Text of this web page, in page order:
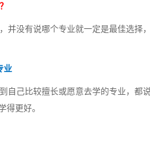
没有说哪个专业就一定是最佳选择
业
己比较擅长或愿意去学的专业，都
得更好。